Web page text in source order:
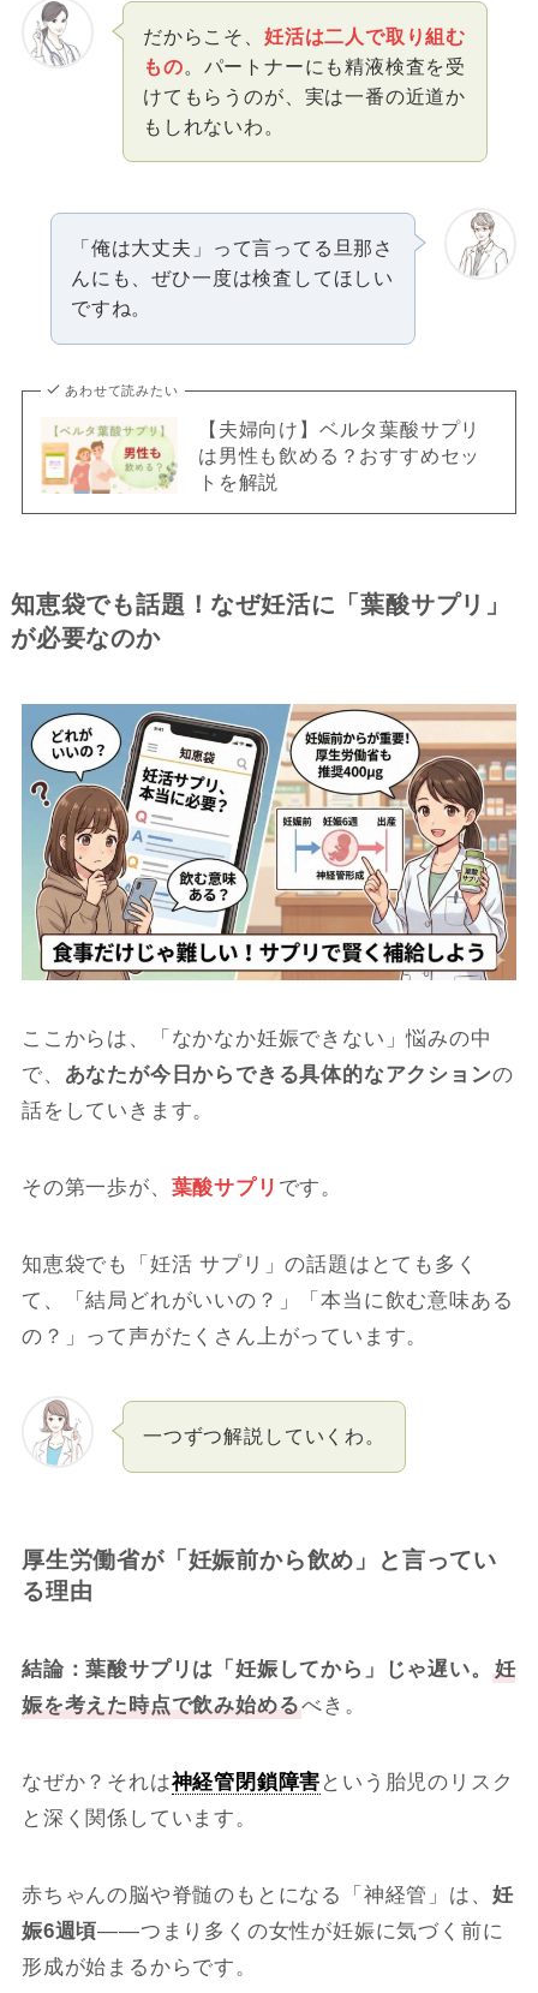
だからこそ、 妊活は二人で取り組む
もの。パートナーにも精液検査を受
けてもらうのが、実は一番の近道か
もしれないわ。
「俺は大丈夫」って言ってる旦那さ
んにも、ぜひ一度は検査してほしい
ですね。
あわせて読みたい
【夫婦向け】ベルタ葉酸サプリ
は男性も飲める？おすすめセッ
トを解説
知恵袋でも話題！なぜ妊活に「葉酸サプリ」
が必要なのか
ここからは、「なかなか妊娠できない」悩みの中
で、 あなたが今日からできる具体的なアクションの
話をしていきます。
その第一歩が、 葉酸サプリ です。
知恵袋でも「妊活 サプリ」の話題はとても多く
て、「結局どれがいいの？」「本当に飲む意味ある
の？」って声がたくさん上がっています。
一つずつ解説していくわ。
厚生労働省が「妊娠前から飲め」と言ってい
る理由
結論：葉酸サプリは「妊娠してから」じゃ遅い。
妊
娠を考えた時点で飲み始めるべき。
なぜか？それは神経管閉鎖障害 という胎児のリスク
と深く関係しています。
赤ちゃんの脳や脊髄のもとになる「神経管」は、 妊
娠6週頃——つまり多くの女性が妊娠に気づく前に
形成が始まるからです。